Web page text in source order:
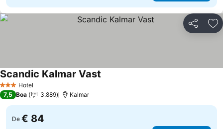
Partilhar
3 EstrelasHotel
Scandic Kalmar Vast
7,5 Boa 3.889 Kalmar
De € 84